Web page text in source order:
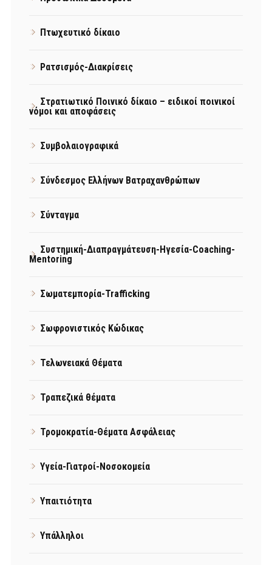
Πτωχευτικό δίκαιο
Ρατσισμός-Διακρίσεις
Στρατιωτικό Ποινικό δίκαιο – ειδικοί ποινικοί
νόμοι και αποφάσεις
Συμβολαιογραφικά
Σύνδεσμος Ελλήνων Βατραχανθρώπων
Σύνταγμα
Συστημική-Διαπραγμάτευση-Ηγεσία-Coaching-
Mentoring
Σωματεμπορία-Trafficking
Σωφρονιστικός Κώδικας
Τελωνειακά Θέματα
Τραπεζικά θέματα
Τρομοκρατία-Θέματα Ασφάλειας
Υγεία-Γιατροί-Νοσοκομεία
Υπαιτιότητα
Υπάλληλοι